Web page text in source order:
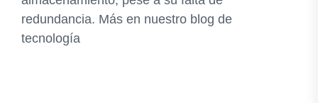
redundancia. Más en nuestro blog de
tecnología